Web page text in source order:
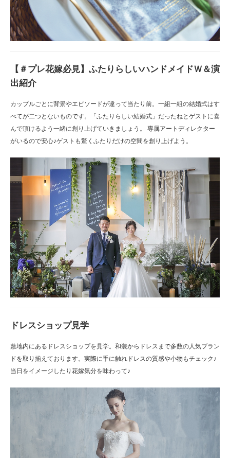
【＃プレ花嫁必見】ふたりらしいハンドメイドＷ＆演
出紹介
カップルごとに背景やエピソードが違って当たり前。一組一組の結婚式はす
べてが二つとないものです。「ふたりらしい結婚式」だったねとゲストに喜
んで頂けるよう一緒に創り上げていきましょう。 専属アートディレクター
がいるので安心♪ゲストも驚くふたりだけの空間を創り上げよう。
ドレスショップ見学
敷地内にあるドレスショップを見学。和装からドレスまで多数の人気ブラン
ドを取り揃えております。実際に手に触れドレスの質感や小物もチェック♪
当日をイメージしたり花嫁気分を味わって♪